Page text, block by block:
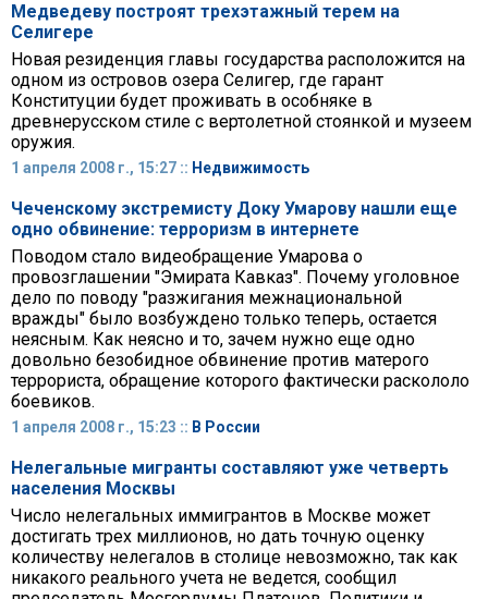
Медведеву построят трехэтажный терем на
Селигере
Новая резиденция главы государства расположится на
одном из островов озера Селигер, где гарант
Конституции будет проживать в особняке в
древнерусском стиле с вертолетной стоянкой и музеем
оружия.
1 апреля 2008 г., 15:27 :: Недвижимость
Чеченскому экстремисту Доку Умарову нашли еще
одно обвинение: терроризм в интернете
Поводом стало видеобращение Умарова о
провозглашении "Эмирата Кавказ". Почему уголовное
дело по поводу "разжигания межнациональной
вражды" было возбуждено только теперь, остается
неясным. Как неясно и то, зачем нужно еще одно
довольно безобидное обвинение против матерого
террориста, обращение которого фактически раскололо
боевиков.
1 апреля 2008 г., 15:23 :: В России
Нелегальные мигранты составляют уже четверть
населения Москвы
Число нелегальных иммигрантов в Москве может
достигать трех миллионов, но дать точную оценку
количеству нелегалов в столице невозможно, так как
никакого реального учета не ведется, сообщил